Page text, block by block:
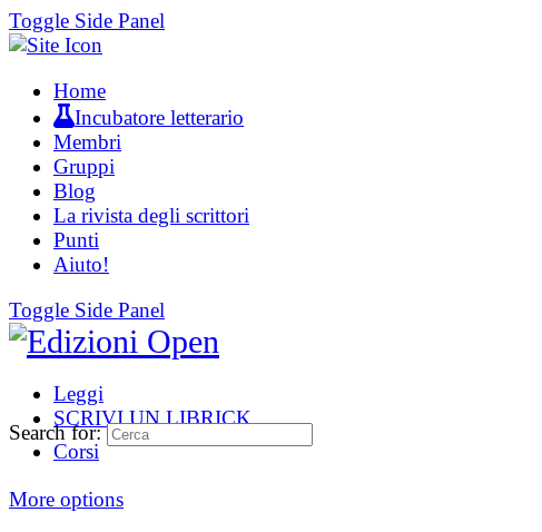
Toggle Side Panel
Home
Incubatore letterario
Membri
Gruppi
Blog
La rivista degli scrittori
Punti
Aiuto!
Toggle Side Panel
Leggi
SCRIVI UN LIBRICK
Corsi
More options
Search for: